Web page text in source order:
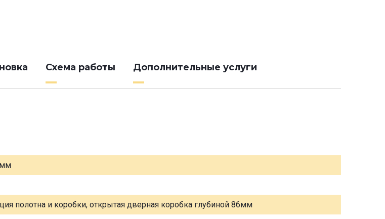
Схема работы Дополнительные услуги
полотна и коробки, открытая дверная коробка глубиной 86мм